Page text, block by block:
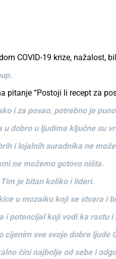
COVID-19 krize, nažalost,
“Postoji li recept za
i za posao, potrebno je
u dobro u ljudima ključne su
i lojalnih suradnika ne
ne možemo gotovo ništa.
Tim je bitan koliko i lideri.
u mozaiku koji se stvara i
i potencijal koji vodi ka rastu i
cijenim sve svoje dobre ljude
čini najbolje od sebe i